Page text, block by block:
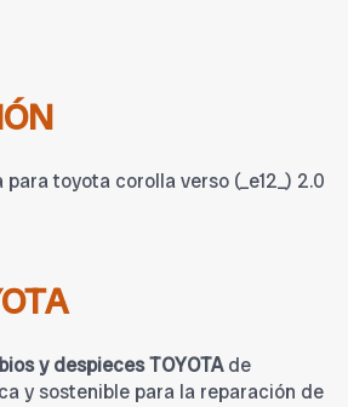
toyota corolla verso (_e12_) 2.0
y despieces TOYOTAde
y sostenible para la reparación de